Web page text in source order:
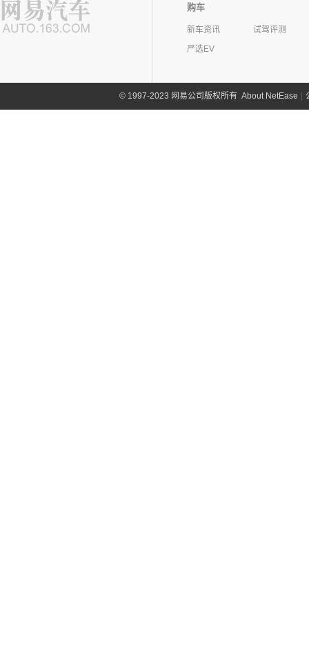
购车
新车资讯
试驾评测
严选EV
©1997-2023 网易公司版权所有 About NetEase